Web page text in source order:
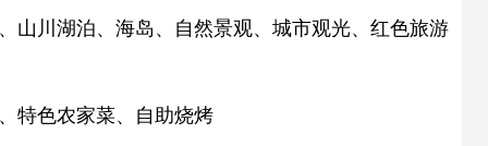
山川湖泊、海岛、自然景观、城市观光、红色旅游
特色农家菜、自助烧烤